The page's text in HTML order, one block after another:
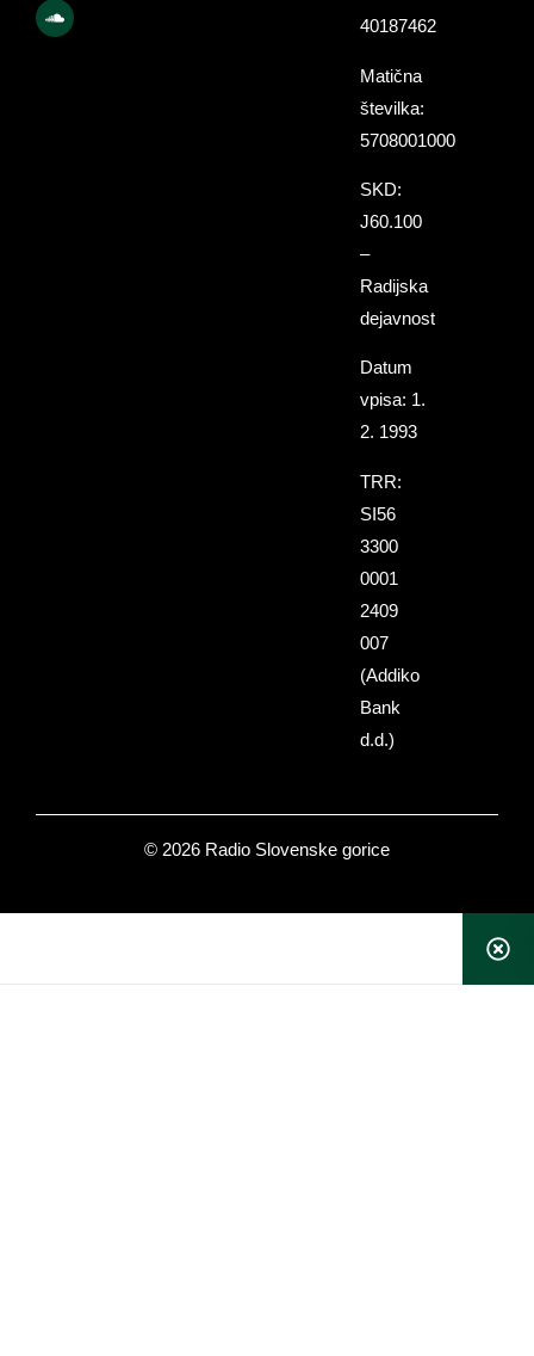
40187462
Matična
številka:
5708001000
SKD:
J60.100
–
Radijska
dejavnost
Datum
vpisa: 1.
2. 1993
TRR:
SI56
3300
0001
2409
007
(Addiko
Bank
d.d.)
© 2026 Radio Slovenske gorice